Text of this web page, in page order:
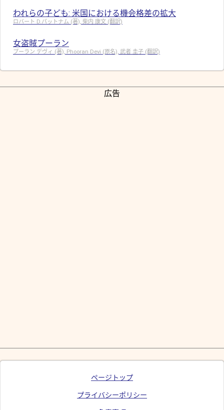
われらの子ども: 米国における機会格差の拡大
ロバート D.パットナム (著), 柴内 康文 (翻訳)
女盗賊プーラン
プーラン デヴィ (著), Phooran Devi (原名), 武者 圭子 (翻訳)
広告
ページトップ
プライバシーポリシー